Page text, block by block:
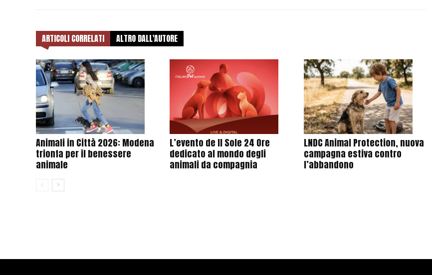
ARTICOLI CORRELATI ALTRO DALL'AUTORE
Animali in Città 2026: Modena
trionfa per il benessere
animale
L’evento de Il Sole 24 Ore
dedicato al mondo degli
animali da compagnia
LNDC Animal Protection, nuova
campagna estiva contro
l’abbandono